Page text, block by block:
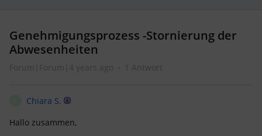
Genehmigungsprozess -Stornierung der
Abwesenheiten
Forum|Forum|4 years ago 1 Antwort
Chiara S.
Hallo zusammen,